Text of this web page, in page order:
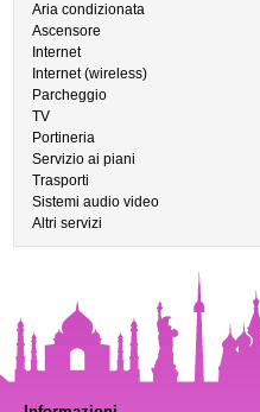
Aria condizionata
Ascensore
Internet
Internet (wireless)
Parcheggio
TV
Portineria
Servizio ai piani
Trasporti
Sistemi audio video
Altri servizi